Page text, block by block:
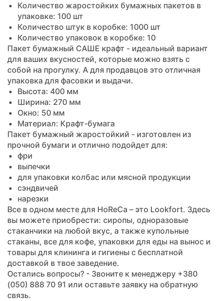
Количество жаростойких бумажных пакетов в
упаковке: 100 шт
Количество штук в коробке: 1000 шт
Количество упаковок в коробке: 10
Пакет бумажный САШЕ крафт - идеальный вариант
для ваших вкусностей, которые можно взять с
собой на прогулку. А для продавцов это отличная
упаковка для фасовки и выдачи.
Высота: 400 мм
Ширина: 270 мм
Окно: 50 мм
Материал: Крафт-бумага
Пакет бумажный жаростойкий - изготовлен из
прочной бумаги и отлично подойдет для:
фри
выпечки
для упаковки колбас или мясной продукции
сэндвичей
нарезки
Все в одном месте для HoReCa – это Lookfort. Здесь
вы можете приобрести: сиропы, одноразовые
стаканчики на любой вкус, а также купольные
стаканы, все для кофе, упаковки для еды на вынос и
товары для клининга и гигиены с бесплатной
доставкой в твое заведение.
Остались вопросы? - Звоните к менеджеру +380
(050) 888 70 91 или оставьте заявку на обратную
связь.